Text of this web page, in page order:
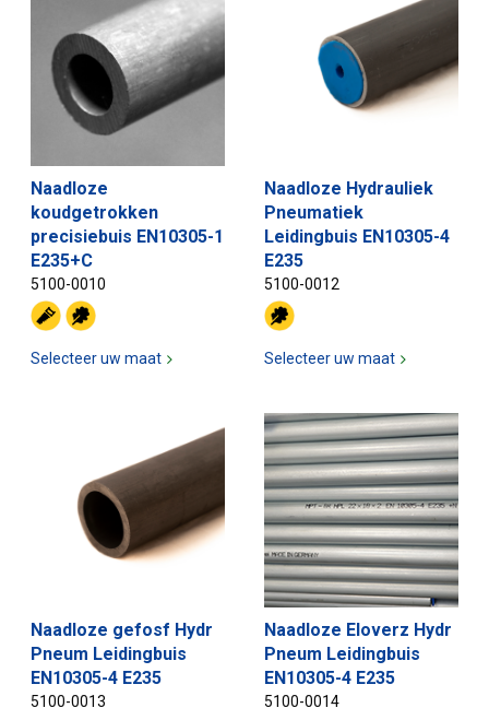
Naadloze
koudgetrokken
precisiebuis EN10305-1
E235+C
5100-0010
Selecteer uw maat
Naadloze Hydrauliek
Pneumatiek
Leidingbuis EN10305-4
E235
5100-0012
Selecteer uw maat
Naadloze gefosf Hydr
Pneum Leidingbuis
EN10305-4 E235
5100-0013
Naadloze Eloverz Hydr
Pneum Leidingbuis
EN10305-4 E235
5100-0014